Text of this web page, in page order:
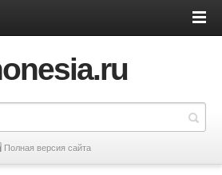
Полная версия сайта